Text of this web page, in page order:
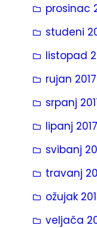
prosinac
studeni
listopad
rujan 2017
srpanj
lipanj 2017
svibanj
travanj
ožujak
veljača